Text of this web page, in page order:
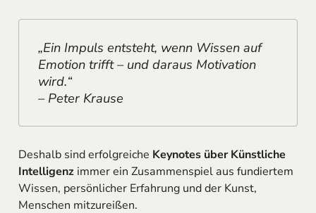
„Ein Impuls entsteht, wenn Wissen auf
Emotion trifft – und daraus Motivation
wird.“
– Peter Krause
Deshalb sind erfolgreiche Keynotes über Künstliche
Intelligenzimmer ein Zusammenspiel aus fundiertem
Wissen, persönlicher Erfahrung und der Kunst,
Menschen mitzureißen.